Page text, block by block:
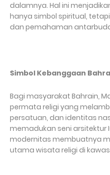
dalamnya. Hal ini
hanya simbol spiritual,
dan pemahaman
Simbol Kebanggaan
Bagi masyarakat Bahrain,
permata religi yang
persatuan, dan identitas
memadukan seni arsitektur
modernitas membuatnya
utama wisata religi di